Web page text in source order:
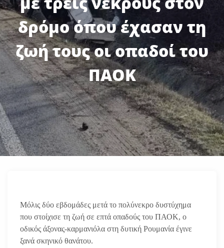
δρόμο όπου έχασαν τη
ζωή τους οι οπαδοί του
ΠΑΟΚ
Μόλις δύο εβδομάδες μετά το πολύνεκρο δυστύχημα
που στοίχισε τη ζωή σε επτά οπαδούς του ΠΑΟΚ, ο
οδικός άξονας-καρμανιόλα στη δυτική Ρουμανία έγινε
ξανά σκηνικό θανάτου.